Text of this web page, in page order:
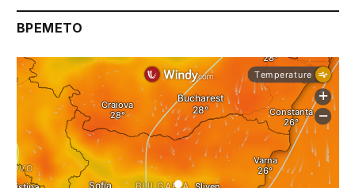
ВРЕМЕТО